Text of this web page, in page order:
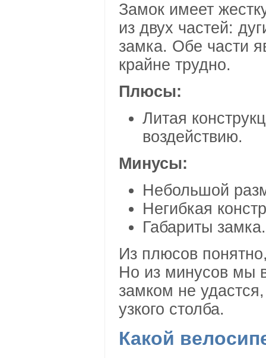
Замок имеет
из двух частей:
замка. Обе части
крайне трудно.
Плюсы:
Литая
воздействию.
Минусы:
Небольшой
Негибкая
Габариты замка.
Из плюсов
Но из минусов мы
замком не
узкого столба.
Какой